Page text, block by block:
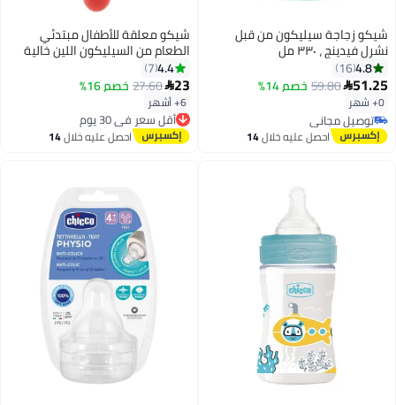
شيكو زجاجة سيليكون من قبل
نشرل فيدينج ، ٣٣٠ مل
4.8
16
51.25
59.80خصم 14%
0+ شهر
توصيل مجاني
توصيل مجانياحصل عليه خلال14
شيكو معلقة للأطفال مبتدئي
الطعام من السيليكون اللين خالية
فوق باللون الوردي
4.4
7
23
27.60خصم 16%
6+ أشهر أقل سعر في 30 يوم
توصيل مجاني
أقل سعر في 30 يوماحصل عليه خلال14